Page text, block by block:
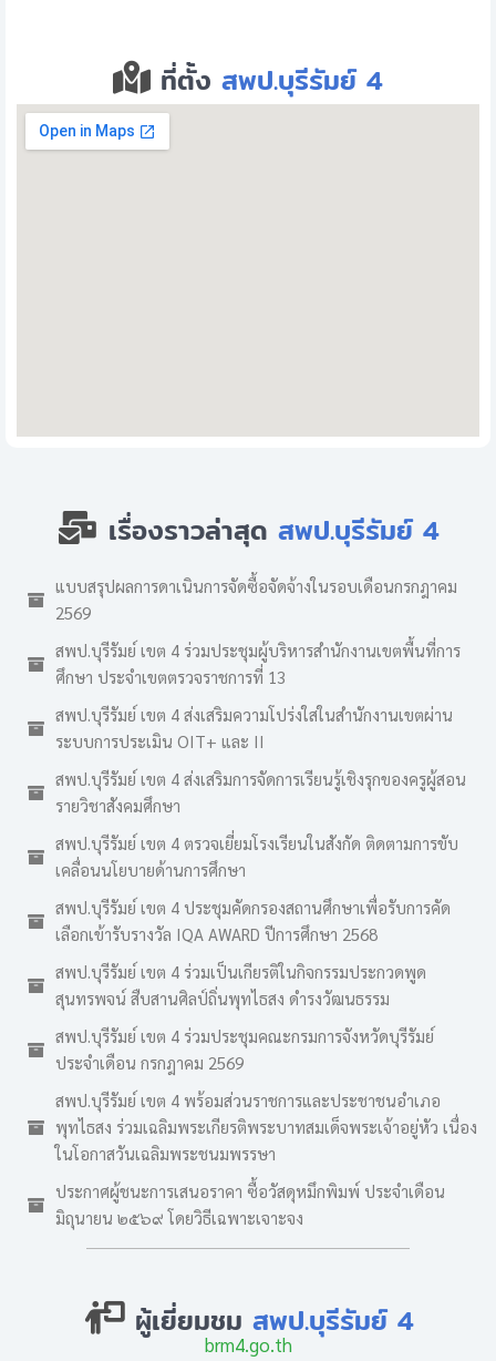
ที่ตั้ง สพป.บุรีรัมย์ 4
เรื่องราวล่าสุด สพป.บุรีรัมย์ 4
แบบสรุปผลการดาเนินการจัดซื้อจัดจ้างในรอบเดือนกรกฎาคม
2569
สพป.บุรีรัมย์ เขต 4 ร่วมประชุมผู้บริหารสำนักงานเขตพื้นที่การ
ศึกษา ประจำเขตตรวจราชการที่ 13
สพป.บุรีรัมย์ เขต 4 ส่งเสริมความโปร่งใสในสำนักงานเขตผ่าน
ระบบการประเมิน OIT+ และ II
สพป.บุรีรัมย์ เขต 4 ส่งเสริมการจัดการเรียนรู้เชิงรุกของครูผู้สอน
รายวิชาสังคมศึกษา
สพป.บุรีรัมย์ เขต 4 ตรวจเยี่ยมโรงเรียนในสังกัด ติดตามการขับ
เคลื่อนนโยบายด้านการศึกษา
สพป.บุรีรัมย์ เขต 4 ประชุมคัดกรองสถานศึกษาเพื่อรับการคัด
เลือกเข้ารับรางวัล IQA AWARD ปีการศึกษา 2568
สพป.บุรีรัมย์ เขต 4 ร่วมเป็นเกียรติในกิจกรรมประกวดพูด
สุนทรพจน์ สืบสานศิลป์ถิ่นพุทไธสง ดำรงวัฒนธรรม
สพป.บุรีรัมย์ เขต 4 ร่วมประชุมคณะกรมการจังหวัดบุรีรัมย์
ประจำเดือน กรกฎาคม 2569
สพป.บุรีรัมย์ เขต 4 พร้อมส่วนราชการและประชาชนอำเภอ
พุทไธสง ร่วมเฉลิมพระเกียรติพระบาทสมเด็จพระเจ้าอยู่หัว เนื่อง
ในโอกาสวันเฉลิมพระชนมพรรษา
ประกาศผู้ชนะการเสนอราคา ซื้อวัสดุหมึกพิมพ์ ประจำเดือน
มิถุนายน ๒๕๖๙ โดยวิธีเฉพาะเจาะจง
ผู้เยี่ยมชม สพป.บุรีรัมย์ 4
brm4.go.th